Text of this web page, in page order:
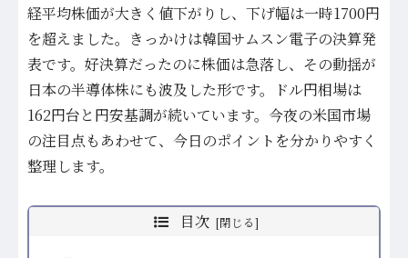
経平均株価が大きく値下がりし、下げ幅は一時1700円
を超えました。きっかけは韓国サムスン電子の決算発
表です。好決算だったのに株価は急落し、その動揺が
日本の半導体株にも波及した形です。ドル円相場は
162円台と円安基調が続いています。今夜の米国市場
の注目点もあわせて、今日のポイントを分かりやすく
整理します。
目次